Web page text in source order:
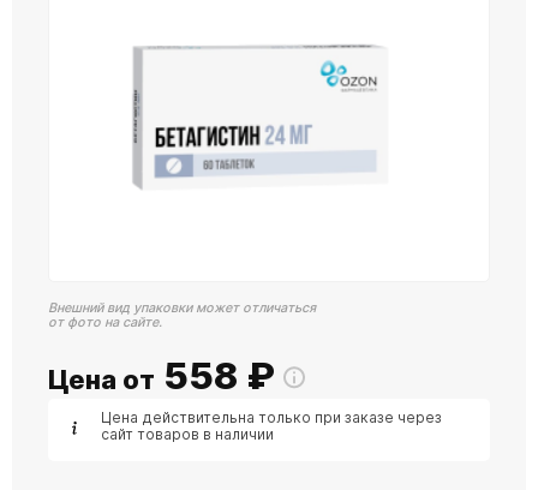
Внешний вид упаковки может отличаться
от фото на сайте.
Цена от 558 ₽
Цена действительна только при заказе через
сайт товаров в наличии